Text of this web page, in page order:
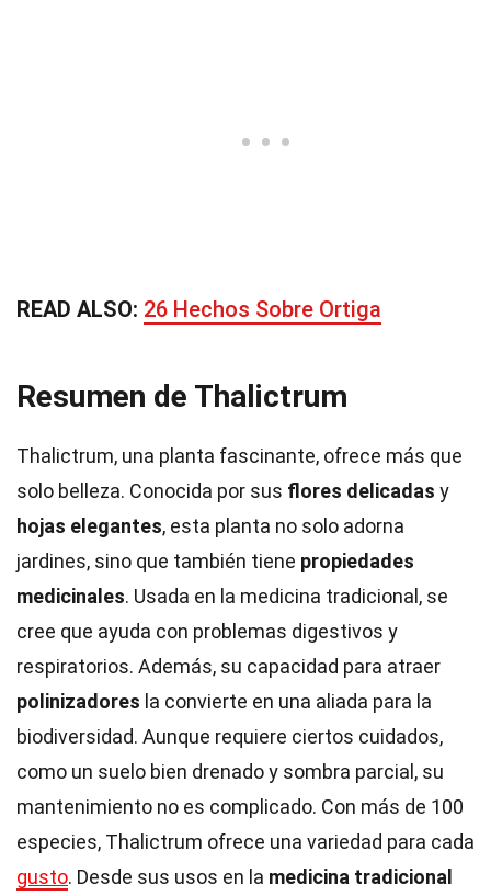
READ ALSO: 26 Hechos Sobre Ortiga
Resumen de Thalictrum
Thalictrum, una planta fascinante, ofrece más que
solo belleza. Conocida por sus flores delicadas y
hojas elegantes, esta planta no solo adorna
jardines, sino que también tiene propiedades
medicinales. Usada en la medicina tradicional, se
cree que ayuda con problemas digestivos y
respiratorios. Además, su capacidad para atraer
polinizadores la convierte en una aliada para la
biodiversidad. Aunque requiere ciertos cuidados,
como un suelo bien drenado y sombra parcial, su
mantenimiento no es complicado. Con más de 100
especies, Thalictrum ofrece una variedad para cada
gusto. Desde sus usos en la medicina tradicional